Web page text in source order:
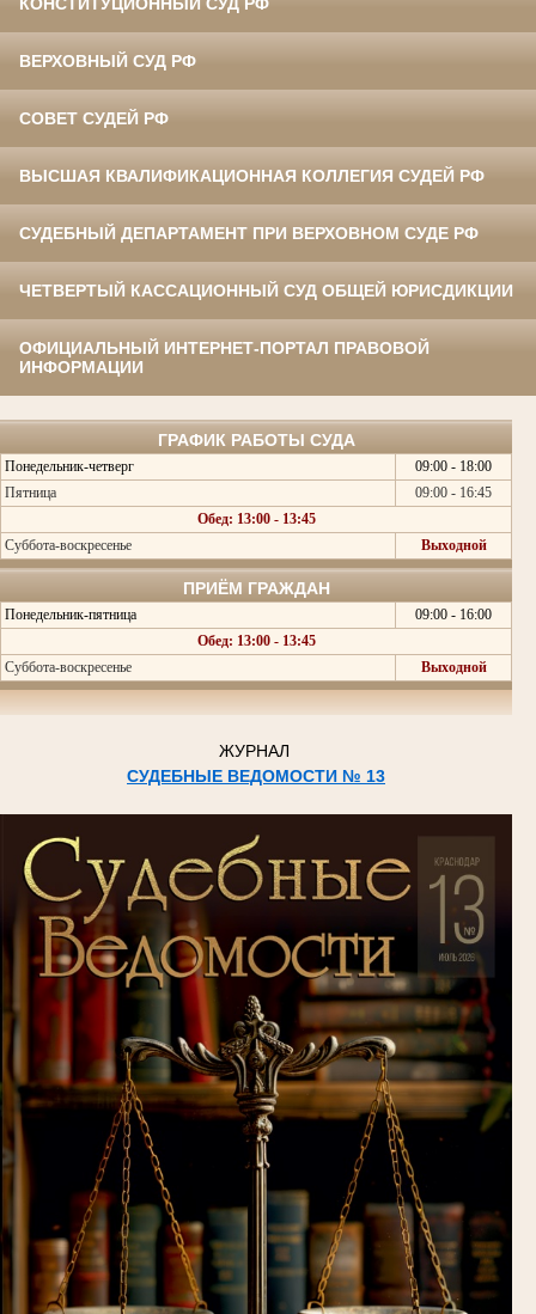
КОНСТИТУЦИОННЫЙ СУД РФ
ВЕРХОВНЫЙ СУД РФ
СОВЕТ СУДЕЙ РФ
ВЫСШАЯ КВАЛИФИКАЦИОННАЯ КОЛЛЕГИЯ СУДЕЙ РФ
СУДЕБНЫЙ ДЕПАРТАМЕНТ ПРИ ВЕРХОВНОМ СУДЕ РФ
ЧЕТВЕРТЫЙ КАССАЦИОННЫЙ СУД ОБЩЕЙ ЮРИСДИКЦИИ
ОФИЦИАЛЬНЫЙ ИНТЕРНЕТ-ПОРТАЛ ПРАВОВОЙ
ИНФОРМАЦИИ
ГРАФИК РАБОТЫ СУДА
Понедельник-четверг
09:00 - 18:00
Пятница
09:00 - 16:45
Обед: 13:00 - 13:45
Суббота-воскресенье
Выходной
ПРИЁМ ГРАЖДАН
Понедельник-пятница
09:00 - 16:00
Обед: 13:00 - 13:45
Суббота-воскресенье
Выходной
ЖУРНАЛ
СУДЕБНЫЕ ВЕДОМОСТИ № 13